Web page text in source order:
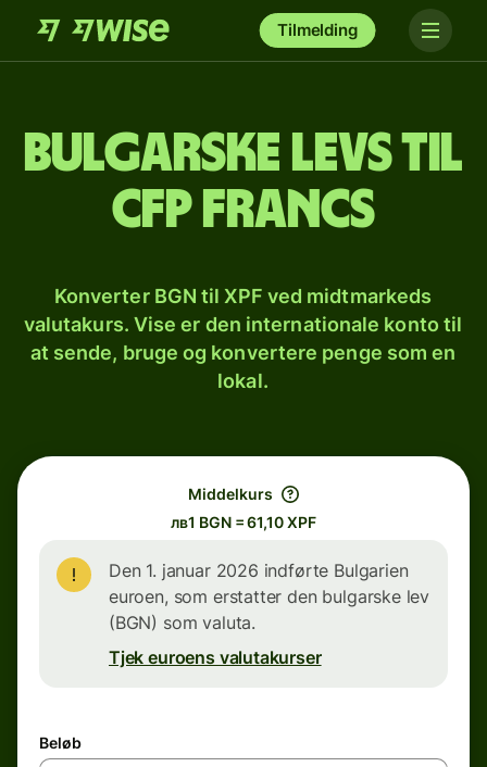
Tilmelding
Bulgarske levs til
CFP francs
Konverter BGN til XPF ved midtmarkeds
valutakurs. Vise er den internationale konto til
at sende, bruge og konvertere penge som en
lokal.
Middelkurs
лв1 BGN = 61,10 XPF
Den 1. januar 2026 indførte Bulgarien
euroen, som erstatter den bulgarske lev
(BGN) som valuta.
Tjek euroens valutakurser
Beløb